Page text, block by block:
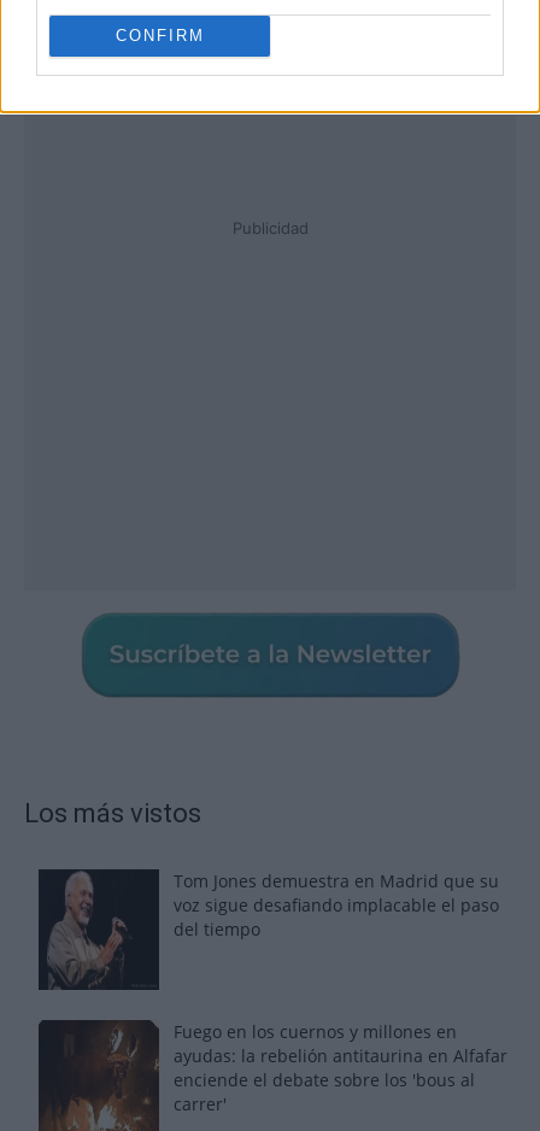
CONFIRM
Publicidad
Los más vistos
Tom Jones demuestra en Madrid que su
voz sigue desafiando implacable el paso
del tiempo
Fuego en los cuernos y millones en
ayudas: la rebelión antitaurina en Alfafar
enciende el debate sobre los 'bous al
carrer'